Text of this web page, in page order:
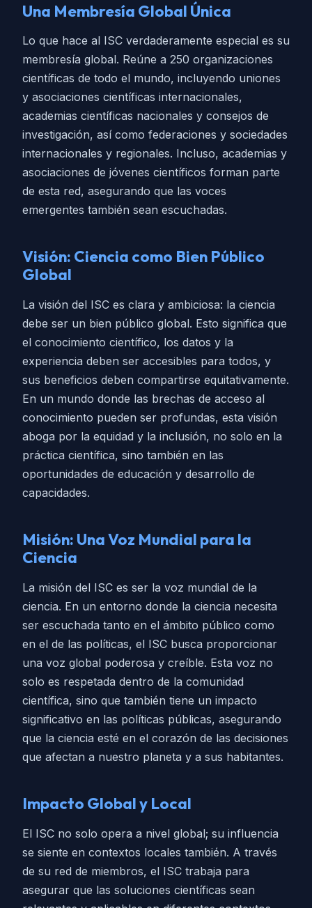
Una Membresía Global Única
Lo que hace al ISC verdaderamente especial es su
membresía global. Reúne a 250 organizaciones
científicas de todo el mundo, incluyendo uniones
y asociaciones científicas internacionales,
academias científicas nacionales y consejos de
investigación, así como federaciones y sociedades
internacionales y regionales. Incluso, academias y
asociaciones de jóvenes científicos forman parte
de esta red, asegurando que las voces
emergentes también sean escuchadas.
Visión: Ciencia como Bien Público
Global
La visión del ISC es clara y ambiciosa: la ciencia
debe ser un bien público global. Esto significa que
el conocimiento científico, los datos y la
experiencia deben ser accesibles para todos, y
sus beneficios deben compartirse equitativamente.
En un mundo donde las brechas de acceso al
conocimiento pueden ser profundas, esta visión
aboga por la equidad y la inclusión, no solo en la
práctica científica, sino también en las
oportunidades de educación y desarrollo de
capacidades.
Misión: Una Voz Mundial para la
Ciencia
La misión del ISC es ser la voz mundial de la
ciencia. En un entorno donde la ciencia necesita
ser escuchada tanto en el ámbito público como
en el de las políticas, el ISC busca proporcionar
una voz global poderosa y creíble. Esta voz no
solo es respetada dentro de la comunidad
científica, sino que también tiene un impacto
significativo en las políticas públicas, asegurando
que la ciencia esté en el corazón de las decisiones
que afectan a nuestro planeta y a sus habitantes.
Impacto Global y Local
El ISC no solo opera a nivel global; su influencia
se siente en contextos locales también. A través
de su red de miembros, el ISC trabaja para
asegurar que las soluciones científicas sean